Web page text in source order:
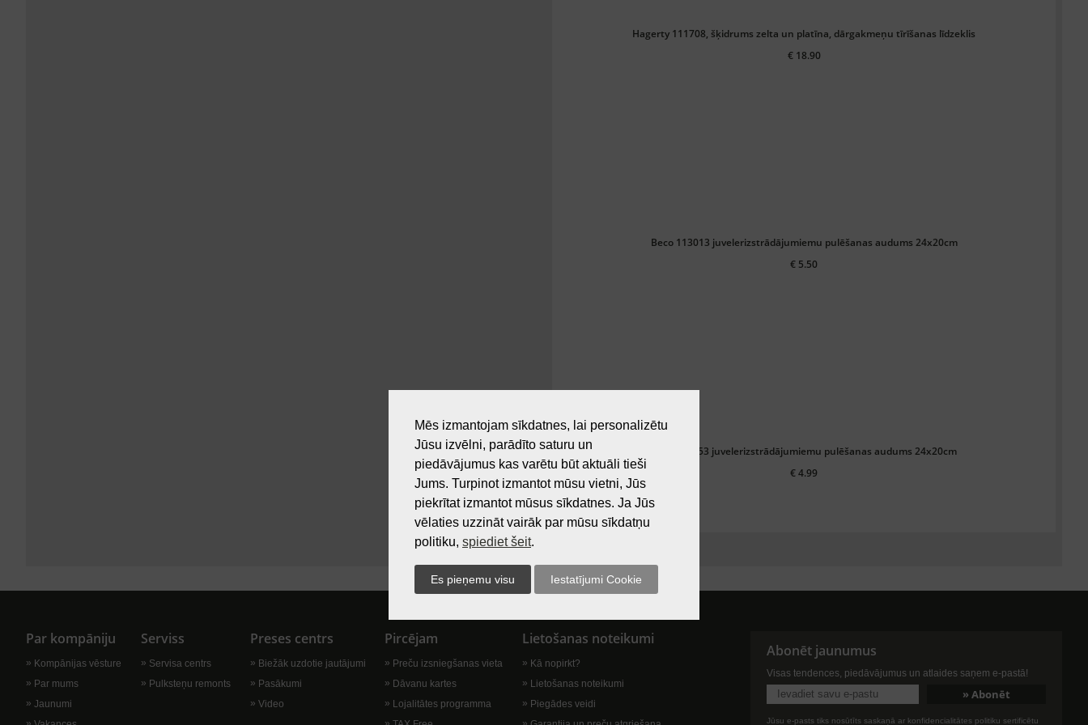
Hagerty 111708, šķidrums zelta un platīna, dārgakmeņu tīrīšanas līdzeklis
€ 18.90
Beco 113013 juvelerizstrādājumiemu pulēšanas audums 24x20cm
€ 5.50
Silbo 142053 juvelerizstrādājumiemu pulēšanas audums 24x20cm
€ 4.99
Par kompāniju
Kompānijas vēsture
Par mums
Jaunumi
Serviss
Servisa centrs
Pulksteņu remonts
Preses centrs
Biežāk uzdotie jautājumi
Pasākumi
Video
Pircējam
Preču izsniegšanas vieta
Dāvanu kartes
Lojalitātes programma
Lietošanas noteikumi
Kā nopirkt?
Lietošanas noteikumi
Piegādes veidi
Abonēt jaunumus
Visas tendences, piedāvājumus un atlaides saņem e-pastā!
Jūsu e-pasts tiks nosūtīts saskaņā ar konfidencialitātes politiku sertificētu
Mēs izmantojam sīkdatnes, lai personalizētu
Jūsu izvēlni, parādīto saturu un
piedāvājumus kas varētu būt aktuāli tieši
Jums. Turpinot izmantot mūsu vietni, Jūs
piekrītat izmantot mūsus sīkdatnes. Ja Jūs
vēlaties uzzināt vairāk par mūsu sīkdatņu
politiku, spiediet šeit.